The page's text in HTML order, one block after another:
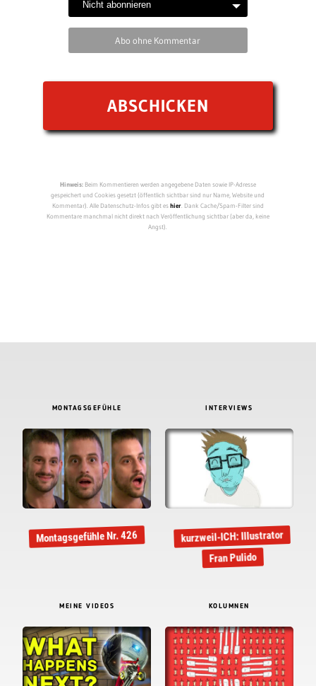
Abo ohne Kommentar
Hinweis:Beim Kommentieren werden angegebene Daten sowie IP-Adresse
gespeichert und Cookies gesetzt (öffentlich sichtbar sind nur Name, Website und
Kommentar). Alle Datenschutz-Infos gibt eshier. Dank Cache/Spam-Filter sind
Kommentare manchmal nicht direkt nach Veröffentlichung sichtbar (aber da, keine
Angst).
MONTAGSGEFÜHLE
Montagsgefühle Nr. 426
INTERVIEWS
kurzweil-ICH: Illustrator
Fran Pulido
MEINE VIDEOS KOLUMNEN